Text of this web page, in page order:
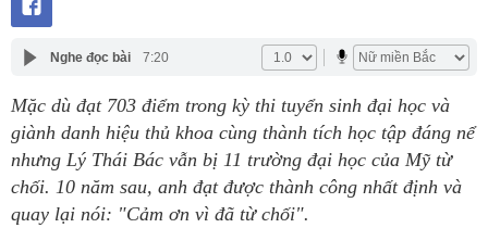
Nghe đọc bài 7:20
Mặc dù đạt 703 điểm trong kỳ thi tuyển sinh đại học và
giành danh hiệu thủ khoa cùng thành tích học tập đáng nể
nhưng Lý Thái Bác vẫn bị 11 trường đại học của Mỹ từ
chối. 10 năm sau, anh đạt được thành công nhất định và
quay lại nói: "Cảm ơn vì đã từ chối".